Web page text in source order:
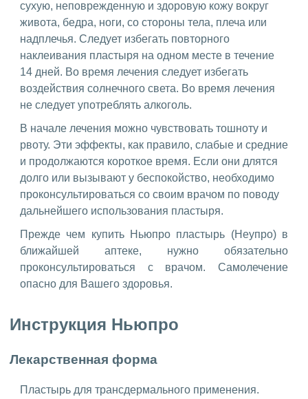
сухую, неповрежденную и здоровую кожу вокруг
живота, бедра, ноги, со стороны тела, плеча или
надплечья. Следует избегать повторного
наклеивания пластыря на одном месте в течение
14 дней. Во время лечения следует избегать
воздействия солнечного света. Во время лечения
не следует употреблять алкоголь.
В начале лечения можно чувствовать тошноту и
рвоту. Эти эффекты, как правило, слабые и средние
и продолжаются короткое время. Если они длятся
долго или вызывают у беспокойство, необходимо
проконсультироваться со своим врачом по поводу
дальнейшего использования пластыря.
Прежде чем купить Ньюпро пластырь (Неупро) в
ближайшей аптеке, нужно обязательно
проконсультироваться с врачом. Самолечение
опасно для Вашего здоровья.
Инструкция Ньюпро
Лекарственная форма
Пластырь для трансдермального применения.